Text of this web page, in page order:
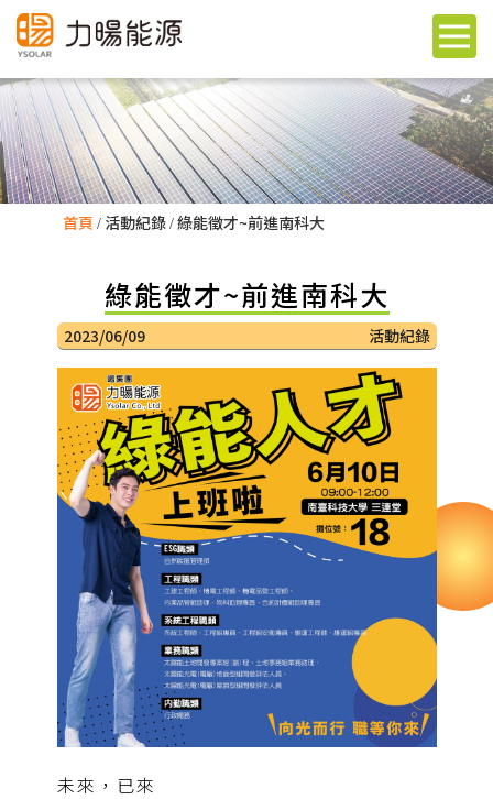
首頁 活動紀錄 綠能徵才~前進南科大
綠能徵才~前進南科大
2023/06/09 活動紀錄
未來，已來